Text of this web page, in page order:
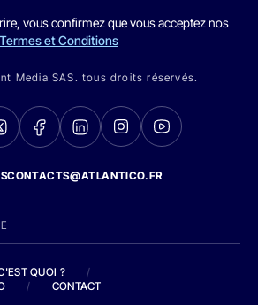
vous confirmez que vous acceptez nos
Termes et Conditions
Media SAS. tous droits réservés.
QUOI ?
/
/ CONTACT